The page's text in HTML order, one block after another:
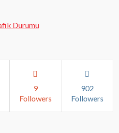
9
Followers
902
Followers